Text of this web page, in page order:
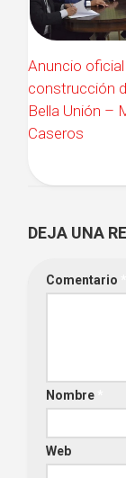
Anuncio
construcción
Bella Unión –
Caseros
DEJA UNA
Comentario
Nombre
Web